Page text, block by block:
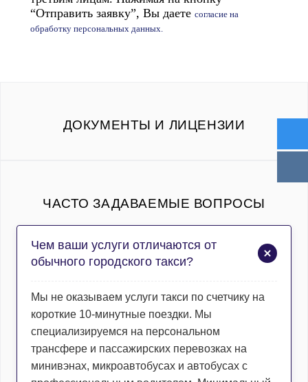
“Отправить заявку”, Вы даете согласие на
обработку персональных данных.
ДОКУМЕНТЫ И ЛИЦЕНЗИИ
ЧАСТО ЗАДАВАЕМЫЕ ВОПРОСЫ
Чем ваши услуги отличаются от
обычного городского такси?
Мы не оказываем услуги такси по счетчику на
короткие 10-минутные поездки. Мы
специализируемся на персональном
трансфере и пассажирских перевозках на
минивэнах, микроавтобусах и автобусах с